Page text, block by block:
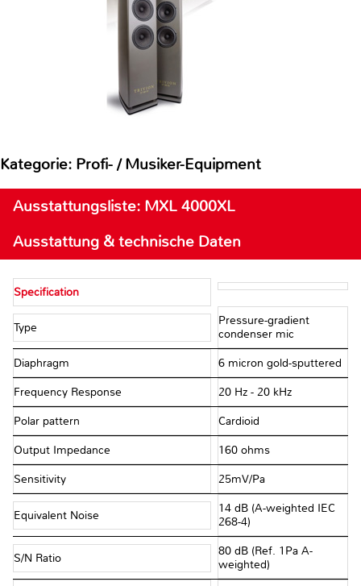
Kategorie: Profi- / Musiker-Equipment
Ausstattungsliste: MXL 4000XL
Ausstattung & technische Daten
Specification
Type
Pressure-gradient
condenser mic
Diaphragm 6 micron gold-sputtered
Frequency Response 20 Hz - 20 kHz
Polar pattern Cardioid
Output Impedance 160 ohms
Sensitivity 25mV/Pa
Equivalent Noise
14 dB (A-weighted IEC
268-4)
S/N Ratio
80 dB (Ref. 1Pa A-
weighted)